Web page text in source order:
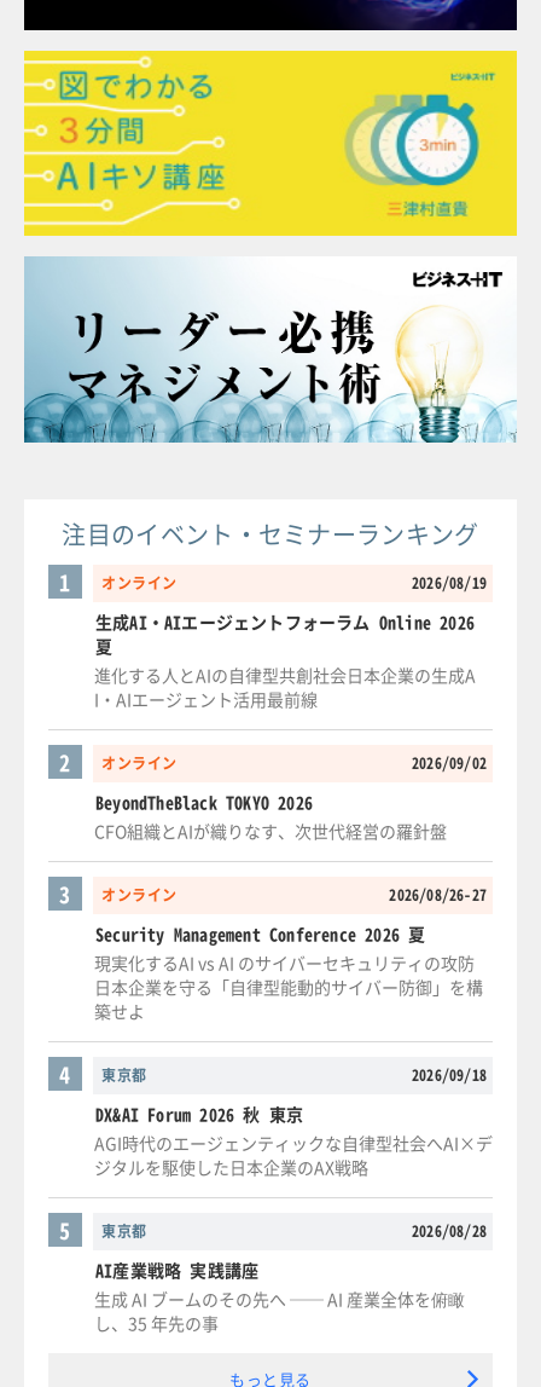
注目のイベント・セミナーランキング
オンライン 2026/08/19
1
生成AI・AIエージェントフォーラム Online 2026
夏
進化する人とAIの自律型共創社会日本企業の生成A
I・AIエージェント活用最前線
オンライン 2026/09/02
2
BeyondTheBlack TOKYO 2026
CFO組織とAIが織りなす、次世代経営の羅針盤
オンライン 2026/08/26-27
3
Security Management Conference 2026 夏
現実化するAI vs AI のサイバーセキュリティの攻防
日本企業を守る「自律型能動的サイバー防御」を構
築せよ
東京都 2026/09/18
4
DX&AI Forum 2026 秋 東京
AGI時代のエージェンティックな自律型社会へAI×デ
ジタルを駆使した日本企業のAX戦略
東京都 2026/08/28
5
AI産業戦略 実践講座
生成 AI ブームのその先へ ── AI 産業全体を俯瞰
し、35 年先の事
もっと見る